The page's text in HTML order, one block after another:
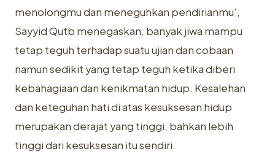
menolongmu dan ‎meneguhkan pendirianmu’,
Sayyid Qutb menegaskan, banyak jiwa mampu
‎tetap teguh terhadap suatu ujian dan cobaan
namun sedikit yang tetap teguh ‎ketika diberi
kebahagiaan dan kenikmatan hidup. Kesalehan
dan keteguhan ‎hati di atas kesuksesan hidup
merupakan derajat yang tinggi, bahkan lebih
‎tinggi dari kesuksesan itu sendiri.‎